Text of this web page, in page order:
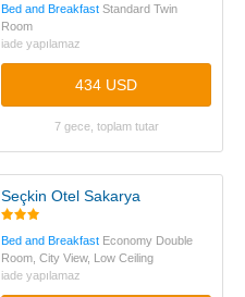
Bed and Breakfast Standard Twin
Room
iade yapılamaz
434 USD
7 gece, toplam tutar
Seçkin Otel Sakarya
Bed and Breakfast Economy Double
Room, City View, Low Ceiling
iade yapılamaz